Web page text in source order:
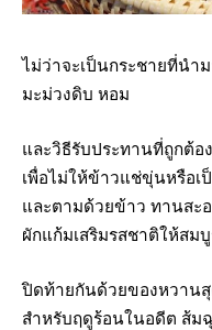
ไม่ว่าจะเป็นกระชายที่นำ
มะม่วงดิบ หอม
และวิธีรับประทานที่ถูกต้อ
เพื่อไม่ให้ข้าวแช่ขุ่นหรือเ
และตามด้วยข้าว ทานสะ
ผักแก้มเสริมรสชาติให้สม
ปิดท้ายกันด้วยของหวาน
สำหรับฤดูร้อนในอดีต ส้ม